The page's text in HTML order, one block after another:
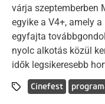
várja szeptemberben
egyike a V4+, amely
egyfajta
nyolc alkotás közül
idők legsikeresebb
Cinefest